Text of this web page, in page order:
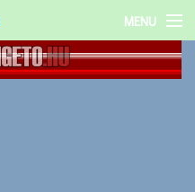
MENU